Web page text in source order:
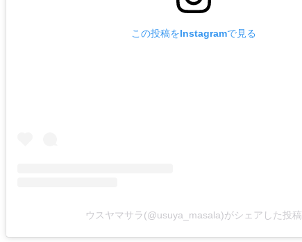
この投稿をInstagramで見る
ウスヤマサラ(@usuya_masala)がシェアした投稿